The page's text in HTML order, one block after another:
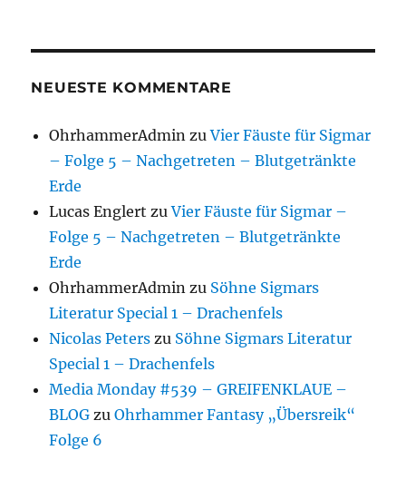
NEUESTE KOMMENTARE
OhrhammerAdmin zuVier Fäuste für Sigmar
– Folge 5 – Nachgetreten – Blutgetränkte
Erde
Lucas Englert zuVier Fäuste für Sigmar –
Folge 5 – Nachgetreten – Blutgetränkte
Erde
OhrhammerAdmin zu Söhne Sigmars
Literatur Special 1 – Drachenfels
Nicolas Peters zu Söhne Sigmars Literatur
Special 1 – Drachenfels
Media Monday #539 – GREIFENKLAUE –
BLOG zuOhrhammer Fantasy „Übersreik“
Folge 6